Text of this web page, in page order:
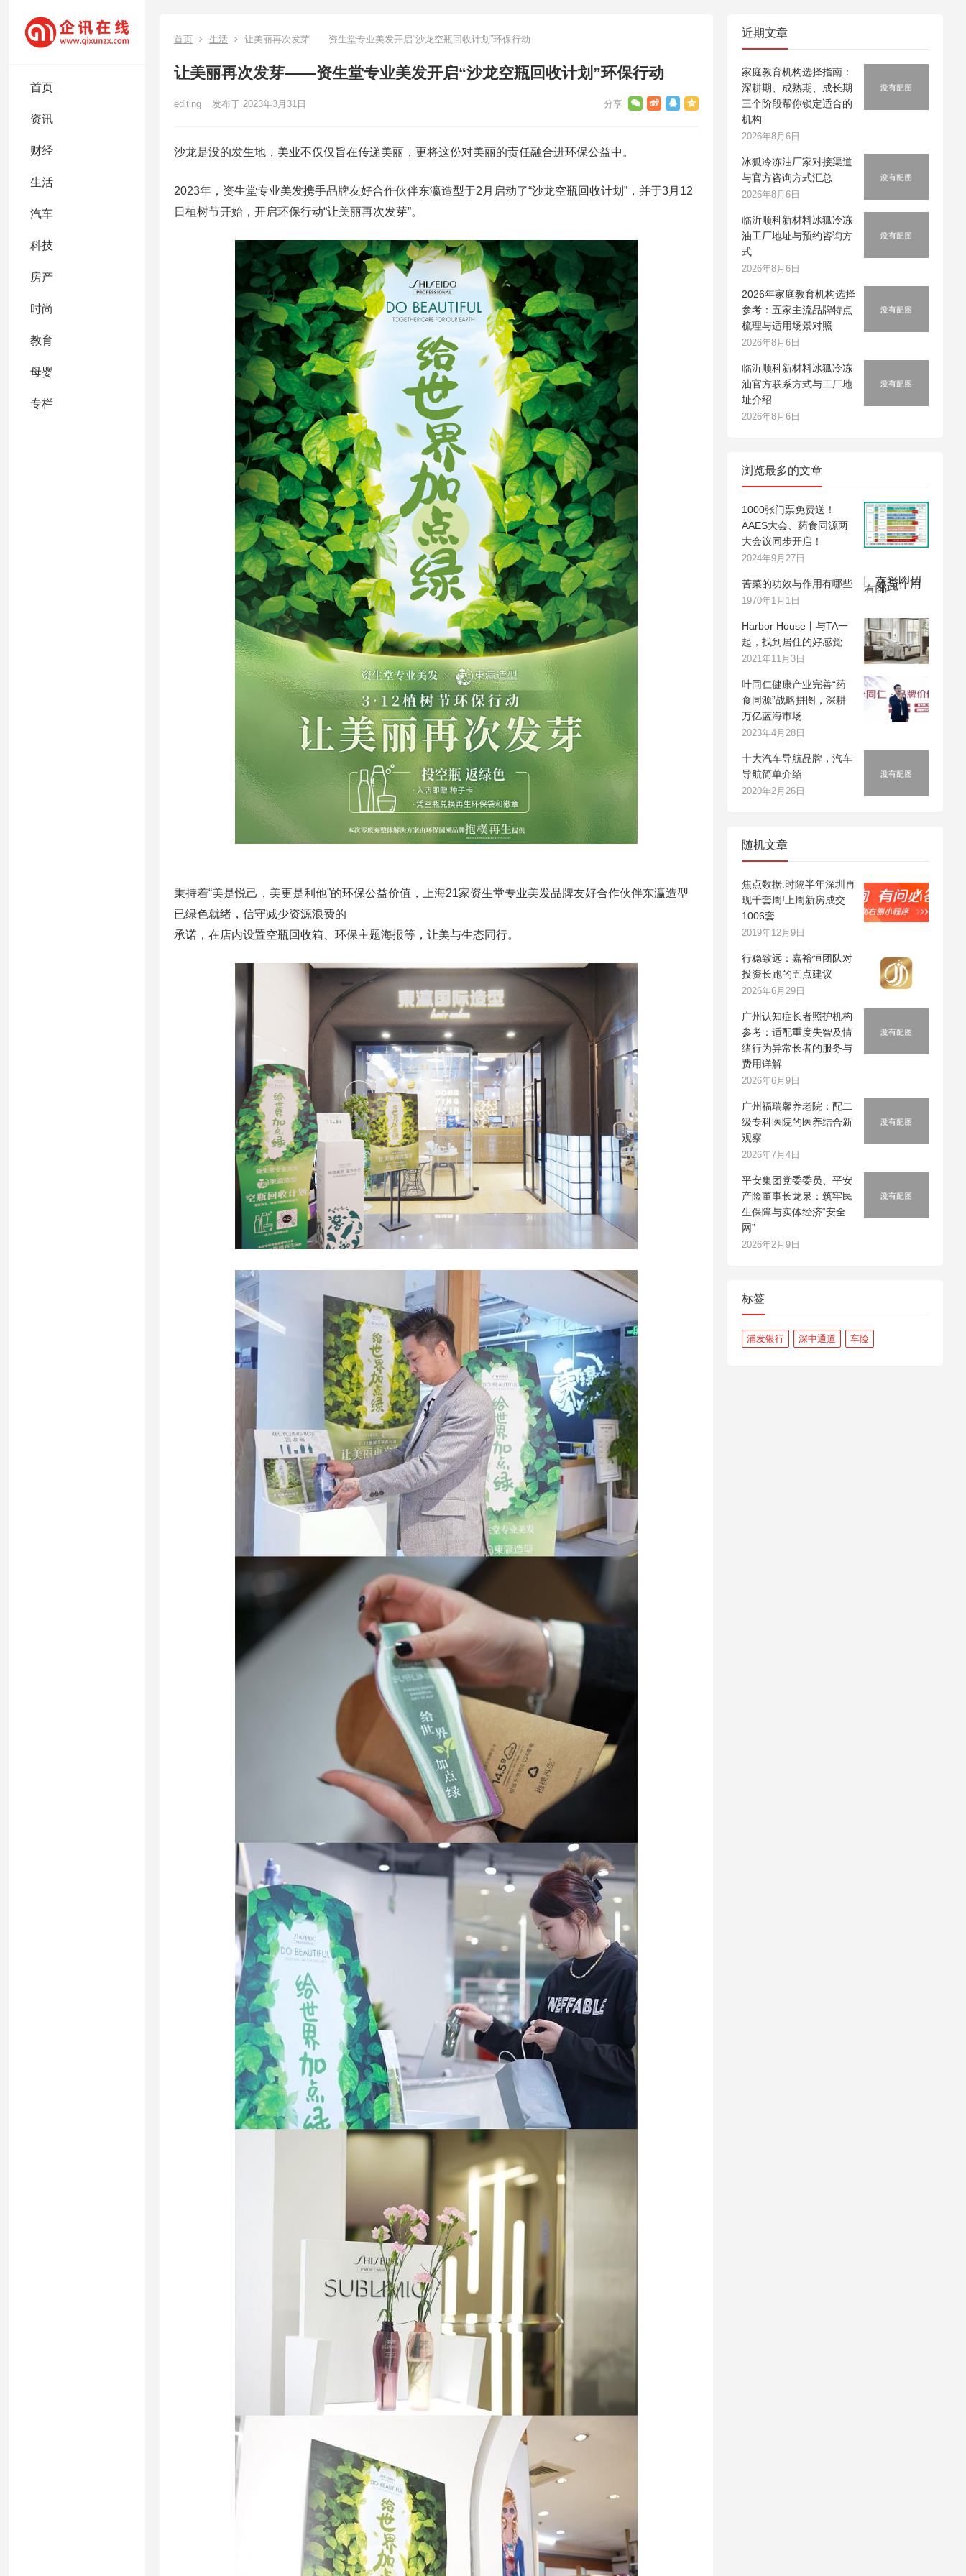
首页
资讯
财经
生活
汽车
科技
房产
时尚
教育
母婴
专栏
首页 生活 让美丽再次发芽——资生堂专业美发开启“沙龙空瓶回收计划”环保行动
让美丽再次发芽——资生堂专业美发开启“沙龙空瓶回收计划”环保行动
editing 发布于 2023年3月31日
沙龙是没的发生地，美业不仅仅旨在传递美丽，更将这份对美丽的责任融合进环保公益中。
2023年，资生堂专业美发携手品牌友好合作伙伴东瀛造型于2月启动了“沙龙空瓶回收计划”，并于3月12
日植树节开始，开启环保行动“让美丽再次发芽”。
秉持着“美是悦己，美更是利他”的环保公益价值，上海21家资生堂专业美发品牌友好合作伙伴东瀛造型
已绿色就绪，信守减少资源浪费的
承诺，在店内设置空瓶回收箱、环保主题海报等，让美与生态同行。
近期文章
家庭教育机构选择指南：
深耕期、成熟期、成长期
三个阶段帮你锁定适合的
机构
2026年8月6日
冰狐冷冻油厂家对接渠道
与官方咨询方式汇总
2026年8月6日
临沂顺科新材料冰狐冷冻
油工厂地址与预约咨询方
式
2026年8月6日
2026年家庭教育机构选择
参考：五家主流品牌特点
梳理与适用场景对照
2026年8月6日
临沂顺科新材料冰狐冷冻
油官方联系方式与工厂地
址介绍
2026年8月6日
浏览最多的文章
1000张门票免费送！
AAES大会、药食同源两
大会议同步开启！
2024年9月27日
苦菜的功效与作用有哪些
1970年1月1日
Harbor House丨与TA一
起，找到居住的好感觉
2021年11月3日
叶同仁健康产业完善“药
食同源”战略拼图，深耕
万亿蓝海市场
2023年4月28日
十大汽车导航品牌，汽车
导航简单介绍
2020年2月26日
随机文章
焦点数据:时隔半年深圳再
现千套周!上周新房成交
1006套
2019年12月9日
行稳致远：嘉裕恒团队对
投资长跑的五点建议
2026年6月29日
广州认知症长者照护机构
参考：适配重度失智及情
绪行为异常长者的服务与
费用详解
2026年6月9日
广州福瑞馨养老院：配二
级专科医院的医养结合新
观察
2026年7月4日
平安集团党委委员、平安
产险董事长龙泉：筑牢民
生保障与实体经济“安全
网”
2026年2月9日
标签
浦发银行 深中通道 车险